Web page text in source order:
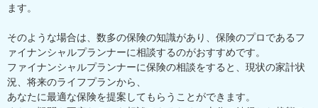
ます。
そのような場合は、数多の保険の知識があり、保険のプロであるフ
ァイナンシャルプランナーに相談するのがおすすめです。
ファイナンシャルプランナーに保険の相談をすると、現状の家計状
況、将来のライフプランから、
あなたに最適な保険を提案してもらうことができます。